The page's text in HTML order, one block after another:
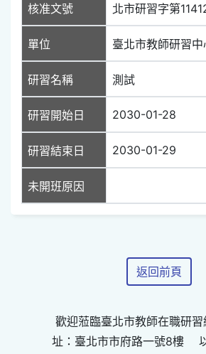
核准文號 北市研習字第
單位 臺北市教師研習中
研習名稱 測試
研習開始日 2030-01-28
研習結束日 2030-01-29
未開班原因
返回前頁
歡迎蒞臨臺北市教師在職研
址：臺北市市府路一號8樓